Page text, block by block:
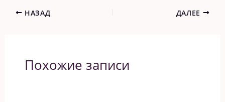
НАЗАД ДАЛЕЕ
Похожие записи